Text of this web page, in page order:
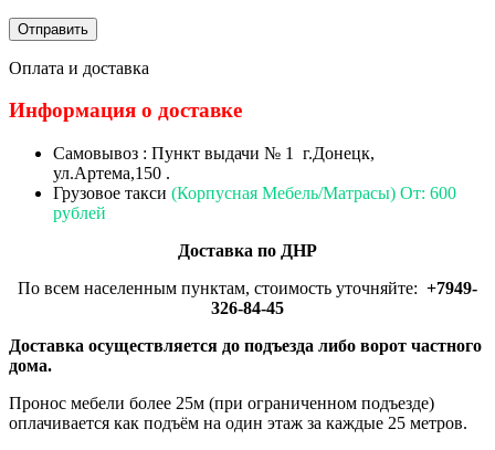
Оплата и доставка
Информация о доставке
Самовывоз : Пункт выдачи № 1 г.Донецк,
ул.Артема,150 .
Грузовое такси (Корпусная Мебель/Матрасы) От: 600
рублей
Доставка по ДНР
По всем населенным пунктам, стоимость уточняйте: +7949-
326-84-45
Доставка осуществляется до подъезда либо ворот частного
дома.
Пронос мебели более 25м (при ограниченном подъезде)
оплачивается как подъём на один этаж за каждые 25 метров.